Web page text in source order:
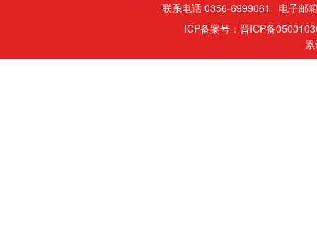
联系电话 0356-6999061 电子邮
ICP备案号：晋ICP备